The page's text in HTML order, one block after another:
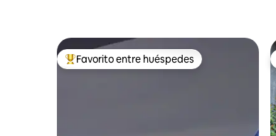
Favorito entre huéspedes preferido
Favorito entre huéspedes